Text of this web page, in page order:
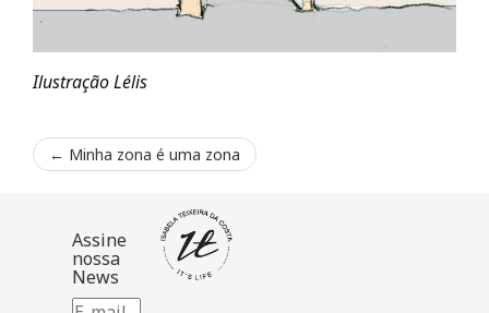
Ilustração Lélis
← Minha zona é uma zona
Assine
nossa
News